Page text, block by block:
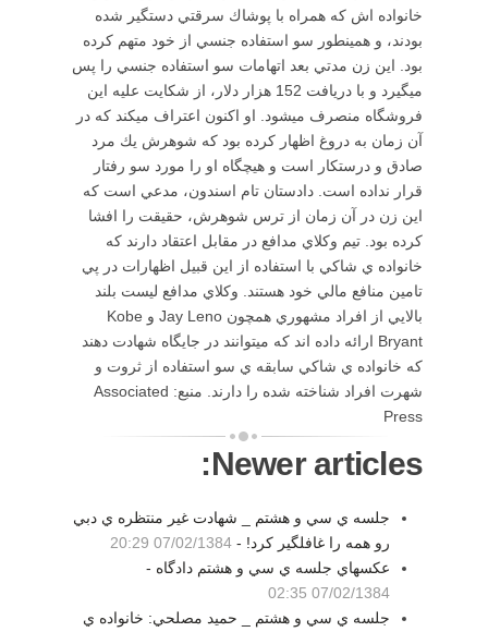
خانواده اش كه همراه با پوشاك سرقتي دستگير شده
بودند، و همينطور سو استفاده جنسي از خود متهم كرده
بود. اين زن مدتي بعد اتهامات سو استفاده جنسي را پس
ميگيرد و با دريافت 152 هزار دلار، از شكايت عليه اين
فروشگاه منصرف ميشود. او اكنون اعتراف ميكند كه در
آن زمان به دروغ اظهار كرده بود كه شوهرش يك مرد
صادق و درستكار است و هيچگاه او را مورد سو رفتار
قرار نداده است. دادستان تام اسندون، مدعي است كه
اين زن در آن زمان از ترس شوهرش، حقيقت را افشا
كرده بود. تيم وكلاي مدافع در مقابل اعتقاد دارند كه
خانواده ي شاكي با استفاده از اين قبيل اظهارات در پي
تامين منافع مالي خود هستند. وكلاي مدافع ليست بلند
بالايي از افراد مشهوري همچون Jay Leno و Kobe
Bryant ارائه داده اند كه ميتوانند در جايگاه شهادت دهند
كه خانواده ي شاكي سابقه ي سو استفاده از ثروت و
شهرت افراد شناخته شده را دارند. منبع: Associated
Press
Newer articles:
جلسه ي سي و هشتم _ شهادت غير منتظره ي دبي
رو همه را غافلگير كرد! - 07/02/1384 20:29
عكسهاي جلسه ي سي و هشتم دادگاه -
07/02/1384 02:35
جلسه ي سي و هشتم _ حميد مصلحي: خانواده ي